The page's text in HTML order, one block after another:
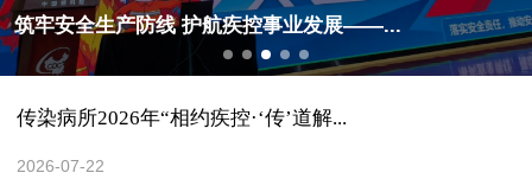
筑牢安全生产防线 护航疾控事业发展——...
传染病所2026年“相约疾控·‘传’道解...
2026-07-22